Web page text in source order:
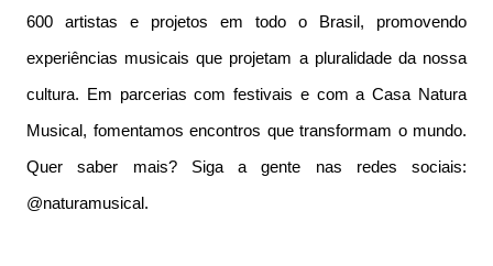
600 artistas e projetos em todo o Brasil, promovendo
experiências musicais que projetam a pluralidade da nossa
cultura. Em parcerias com festivais e com a Casa Natura
Musical, fomentamos encontros que transformam o mundo.
Quer saber mais? Siga a gente nas redes sociais:
@naturamusical.